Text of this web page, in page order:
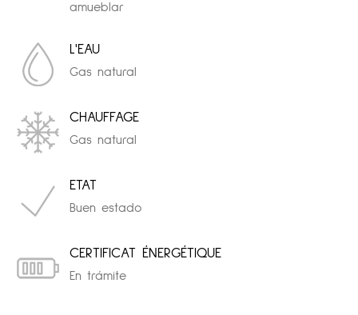
amueblar
L'EAU
Gas natural
CHAUFFAGE
Gas natural
ETAT
Buen estado
CERTIFICAT ÉNERGÉTIQUE
En trámite